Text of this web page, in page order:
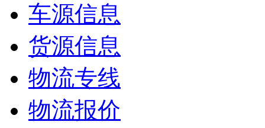
车源信息
货源信息
物流专线
物流报价